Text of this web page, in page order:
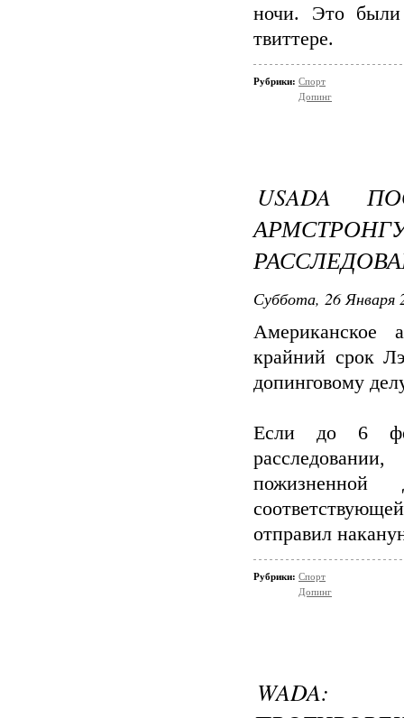
ночи. Это были
твиттере.
Рубрики: Спорт
Допинг
USADA
Суббота, 26 Января
Американское
крайний срок
допинговому
Если до 6
пожизненной
отправил
Рубрики: Спорт
Допинг
WADA: